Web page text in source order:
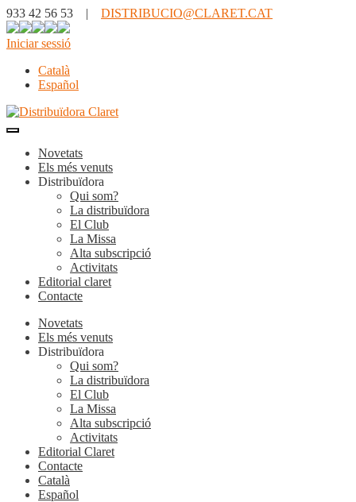
933 42 56 53 | DISTRIBUCIO@CLARET.CAT
Iniciar sessió
Català
Español
Novetats
Els més venuts
Distribuïdora
Qui som?
La distribuïdora
El Club
La Missa
Alta subscripció
Activitats
Editorial claret
Contacte
Novetats
Els més venuts
Distribuïdora
Qui som?
La distribuïdora
El Club
La Missa
Alta subscripció
Activitats
Editorial Claret
Contacte
Català
Español